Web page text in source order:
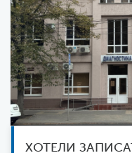
ХОТЕЛИ